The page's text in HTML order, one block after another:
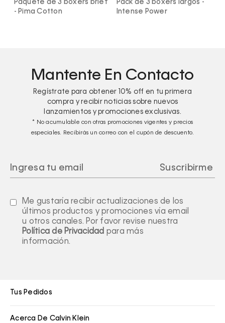
Paquete de 3 bóxers brief
- Pima Cotton
Pack de 3 bóxers largos -
Intense Power
Mantente En Contacto
Regístrate para obtener 10% off en tu primera
compra y recibir noticias sobre nuevos
lanzamientos y promociones exclusivas.
* No acumulable con otras promociones vigentes y precios
especiales. Recibirás un correo con el cupón de descuento.
Me gustaría recibir actualizaciones de los
últimos productos y promociones vía email
u otros canales. Por favor revise nuestra
Política de Privacidad para más
información.
Tus Pedidos
Acerca De Calvin Klein